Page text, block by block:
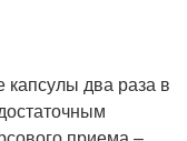
капсулы два раза в